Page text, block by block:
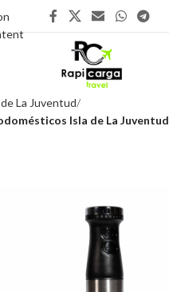
La Juventud
Isla de La Juventud